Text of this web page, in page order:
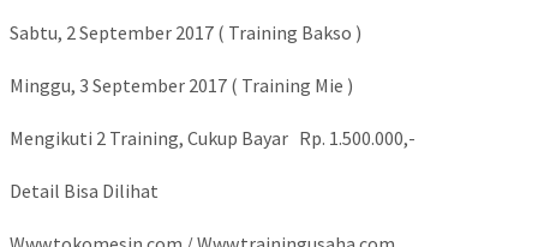
Sabtu, 2 September 2017 ( Training Bakso )
Minggu, 3 September 2017 ( Training Mie )
Mengikuti 2 Training, Cukup Bayar Rp. 1.500.000,-
Detail Bisa Dilihat